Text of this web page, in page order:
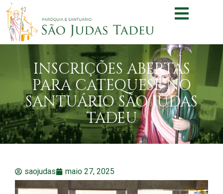
INSCRIÇÕES ABERTAS
PARA CATEQUESE NO
SANTUÁRIO SÃO JUDAS
TADEU
saojudas maio 27, 2025